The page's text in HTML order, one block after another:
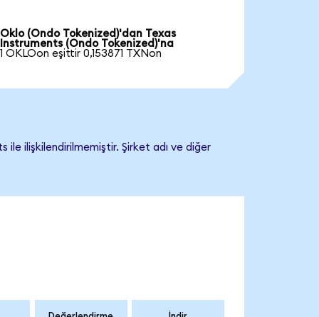
Oklo (Ondo Tokenized)'dan Texas
Instruments (Ondo Tokenized)'na
1 OKLOon eşittir 0,153871 TXNon
ile ilişkilendirilmemiştir. Şirket adı ve diğer